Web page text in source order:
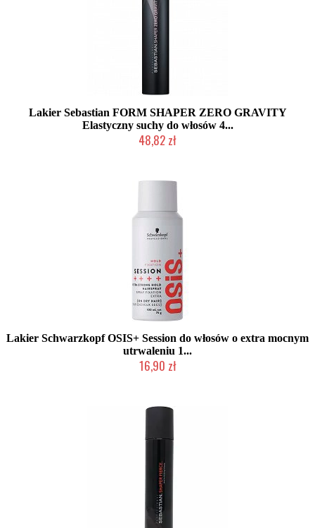
Lakier Sebastian FORM SHAPER ZERO GRAVITY
Elastyczny suchy do włosów 4...
48,82 zł
Lakier Schwarzkopf OSIS+ Session do włosów o extra mocnym
utrwaleniu 1...
16,90 zł